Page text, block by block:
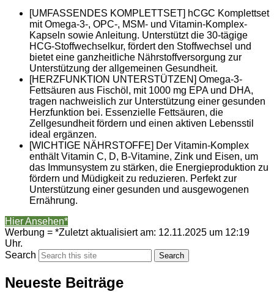
[UMFASSENDES KOMPLETTSET] hCGC Komplettset
mit Omega-3-, OPC-, MSM- und Vitamin-Komplex-
Kapseln sowie Anleitung. Unterstützt die 30-tägige
HCG-Stoffwechselkur, fördert den Stoffwechsel und
bietet eine ganzheitliche Nährstoffversorgung zur
Unterstützung der allgemeinen Gesundheit.
[HERZFUNKTION UNTERSTÜTZEN] Omega-3-
Fettsäuren aus Fischöl, mit 1000 mg EPA und DHA,
tragen nachweislich zur Unterstützung einer gesunden
Herzfunktion bei. Essenzielle Fettsäuren, die
Zellgesundheit fördern und einen aktiven Lebensstil
ideal ergänzen.
[WICHTIGE NÄHRSTOFFE] Der Vitamin-Komplex
enthält Vitamin C, D, B-Vitamine, Zink und Eisen, um
das Immunsystem zu stärken, die Energieproduktion zu
fördern und Müdigkeit zu reduzieren. Perfekt zur
Unterstützung einer gesunden und ausgewogenen
Ernährung.
Hier Ansehen*
Werbung = *Zuletzt aktualisiert am: 12.11.2025 um 12:19
Uhr.
Search
Search
Neueste Beiträge